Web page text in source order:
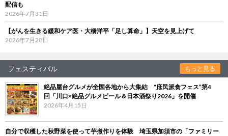
配信も
2026年7月31日
【がんを生きる緩和ケア医・大橋洋平「足し算命」】天空を見上げて
2026年7月28日
フェスティバル もっと見る
絶品屋台グルメが全国各地から大集結 “庶民派食フェス”第4
回「川口×絶品グルメビール＆日本酒祭り2026」を開催
2026年4月15日
自分で収穫した秋野菜を使って芋煮作りを体験 埼玉県加須市の「ファミリー